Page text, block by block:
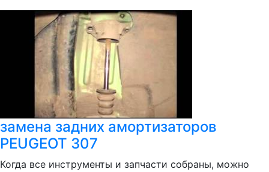
замена задних амортизаторов
PEUGEOT 307
Когда все инструменты и запчасти собраны, можно